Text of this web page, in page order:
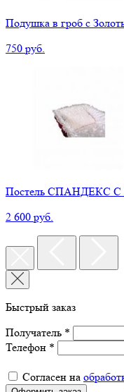
Подушка в гроб с
750 руб.
Постель
2 600 руб.
Быстрый заказ
Получатель *
Телефон *
Согласен на